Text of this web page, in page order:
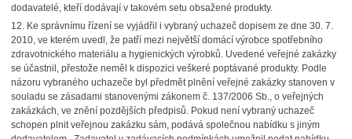
dodavatelé, kteří dodávají v takovém setu obsažené produkty.
12. Ke správnímu řízení se vyjádřil i vybraný uchazeč dopisem ze dne 30. 7.
2010, ve kterém uvedl, že patří mezi největší domácí výrobce spotřebního
zdravotnického materiálu a hygienických výrobků. Uvedené veřejné zakázky
se účastnil, přestože neměl k dispozici veškeré poptávané produkty. Podle
názoru vybraného uchazeče byl předmět plnění veřejné zakázky stanoven v
souladu se zásadami stanovenými zákonem č. 137/2006 Sb., o veřejných
zakázkách, ve znění pozdějších předpisů. Pokud není vybraný uchazeč
schopen plnit veřejnou zakázku sám, podává společnou nabídku s jiným